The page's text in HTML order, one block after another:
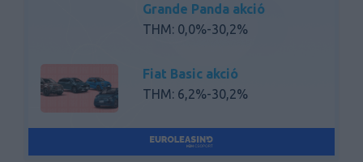
Grande Panda akció
THM: 0,0%-30,2%
Fiat Basic akció
THM: 6,2%-30,2%